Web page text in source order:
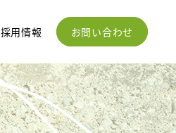
採用情報 お問い合わせ